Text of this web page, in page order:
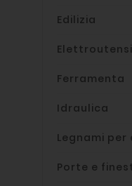
Edilizia
Ferramenta
Idraulica
Legnami per
Porte e